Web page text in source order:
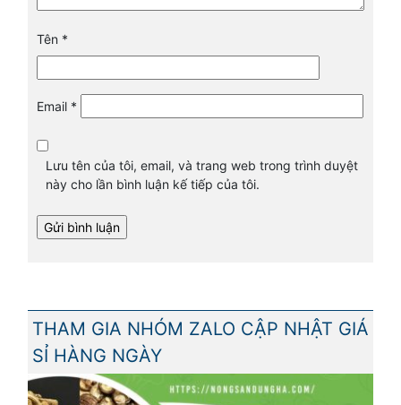
Tên *
Email *
Lưu tên của tôi, email, và trang web trong trình duyệt
này cho lần bình luận kế tiếp của tôi.
THAM GIA NHÓM ZALO CẬP NHẬT GIÁ
SỈ HÀNG NGÀY